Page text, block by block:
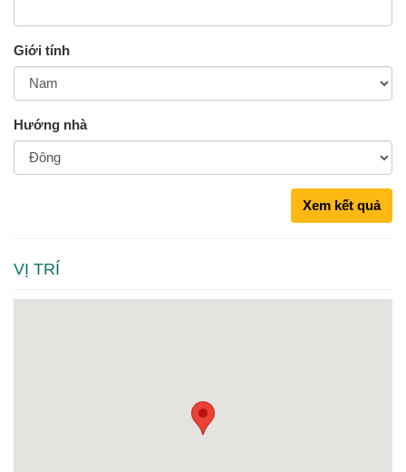
Giới tính
Hướng nhà
Xem kết quả
VỊ TRÍ